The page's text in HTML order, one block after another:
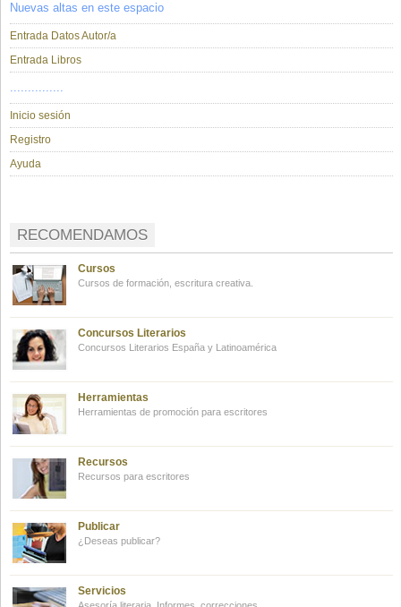
Nuevas altas en este espacio
Entrada Datos Autor/a
Entrada Libros
...............
Inicio sesión
Registro
Ayuda
RECOMENDAMOS
Cursos
Cursos de formación, escritura creativa.
Concursos Literarios
Concursos Literarios España y Latinoamérica
Herramientas
Herramientas de promoción para escritores
Recursos
Recursos para escritores
Publicar
¿Deseas publicar?
Servicios